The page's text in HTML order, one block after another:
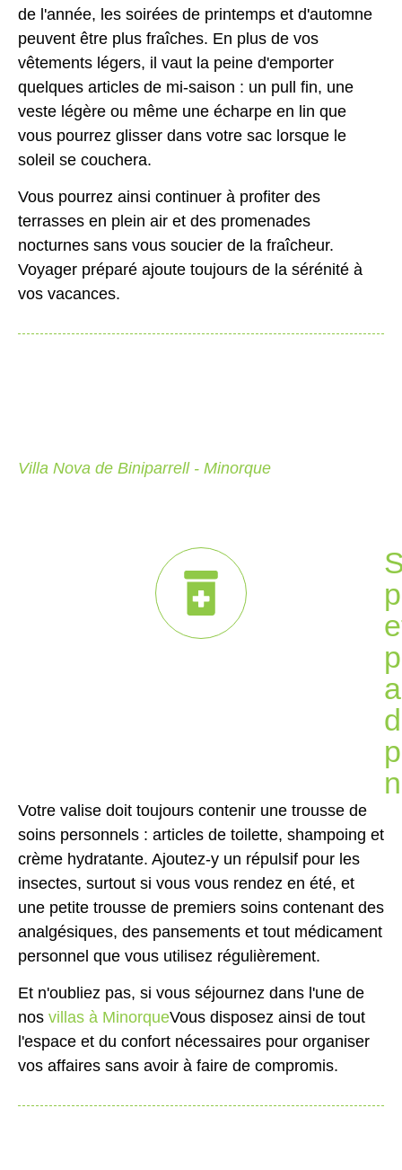
de l'année, les soirées de printemps et d'automne
peuvent être plus fraîches. En plus de vos
vêtements légers, il vaut la peine d'emporter
quelques articles de mi-saison : un pull fin, une
veste légère ou même une écharpe en lin que
vous pourrez glisser dans votre sac lorsque le
soleil se couchera.
Vous pourrez ainsi continuer à profiter des
terrasses en plein air et des promenades
nocturnes sans vous soucier de la fraîcheur.
Voyager préparé ajoute toujours de la sérénité à
vos vacances.
Villa Nova de Biniparrell - Minorque
Votre valise doit toujours contenir une trousse de
soins personnels : articles de toilette, shampoing et
crème hydratante. Ajoutez-y un répulsif pour les
insectes, surtout si vous vous rendez en été, et
une petite trousse de premiers soins contenant des
analgésiques, des pansements et tout médicament
personnel que vous utilisez régulièrement.
Et n'oubliez pas, si vous séjournez dans l'une de
nos villas à MinorqueVous disposez ainsi de tout
l'espace et du confort nécessaires pour organiser
vos affaires sans avoir à faire de compromis.